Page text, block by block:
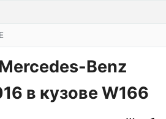
Benz
в кузове W166